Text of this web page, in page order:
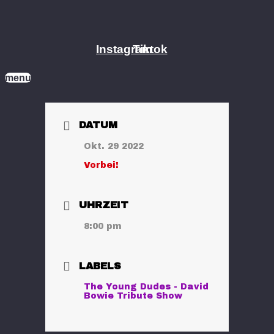
Instagram
Tiktok
menu
DATUM
Okt. 29 2022
Vorbei!
UHRZEIT
8:00 pm
LABELS
The Young Dudes - David
Bowie Tribute Show